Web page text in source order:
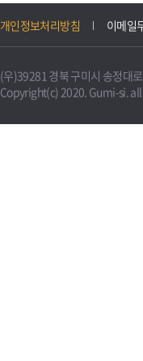
개인정보처리방침 이메일
(우)39281 경북 구미시 송정
Copyright(c) 2020. Gumi-si.